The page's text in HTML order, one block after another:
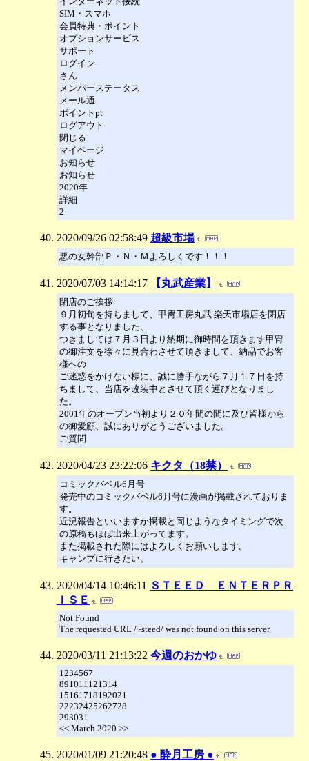
SIM・スマホ
会員特典・ポイント
オプションサービス
サポート
ログイン
さん
メンバーステータス
メール通
ポイントpt
ログアウト
閉じる
マイページ
お知らせ
お知らせ
2020年
詳細
2
2020/09/26 02:58:49 超級市場
悪の女幹部Ｐ・Ｎ・Ｍよろしくです！！！
2020/07/03 14:14:17 【丸武産業】
閉店のご挨拶
９月初旬を持ちまして、甲冑工房丸武 楽天市場店を閉店
する事となりました、
つきましては７月３日より納期に御時間を頂きます甲冑
の御注文を徐々に見合わさせて頂きまして、納品でお客
様への
ご迷惑をかけない様に、誠に勝手ながら７月１７日を持
ちまして、当店を改装中とさせて頂く運びとなりまし
た。
2001年のオープン当初より２０年間の間に及び皆様から
の御愛顧、誠にありがとうございました。
ご質問
2020/04/23 23:22:06 キクタ（18禁）
コミックバベル6月号
発売中のコミックバベル6月号に漫画が掲載されておりま
す。
近況報告といいますか掲載と同じようなタイミングで次
の原稿もほぼ出来上がってます。
また掲載された際にはよろしくお願いします。
キャンプに行きたい。
2020/04/14 10:46:11 ＳＴＥＥＤ ＥＮＴＥＲＰＲ
ＩＳＥ
Not Found
The requested URL /~steed/ was not found on this server.
2020/03/11 21:13:22 今週のおかゆ
1234567
891011121314
15161718192021
22232425262728
293031
<< March 2020 >>
2020/01/09 21:20:48 ● 酔月工房 ●